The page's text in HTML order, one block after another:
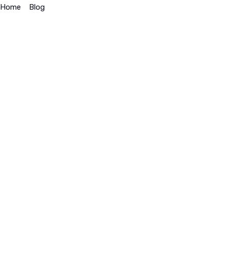
Home Blog